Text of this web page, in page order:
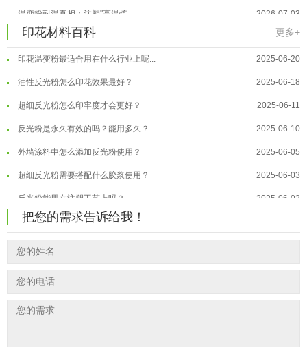
温变粉耐温真相：注塑"高温炼... 2026-07-03
夜间安全卫士：丝印反光粉搭配全攻... 2026-01-20
温变粉可以做防伪标签、温变防伪吗... 2026-08-05
温变粉适合做热变还是冷变？ 2026-08-04
温变粉注塑后表面翻车？粗糙、颗粒... 2026-07-28
温变粉保质期有多久？开封后如何保... 2026-07-20
温变粉大批量保存指南｜做对这几步... 2026-07-17
温变粉"罢工"指南：为... 2026-07-10
温变粉到底怕不怕酸碱和酒精？ 2026-07-09
温变粉"烤"问：长期加...
温变粉耐温真相：注塑"高温炼... 2026-07-03
夜间安全卫士：丝印反光粉搭配全攻... 2026-01-20
印花材料百科 更多+
温变粉丝印到底用多少目网版？这篇... 2026-06-11
反光粉太久不用结块要怎么处理？ 2025-07-11
印花温变粉最适合用在什么行业上呢... 2025-06-20
油性反光粉怎么印花效果最好？ 2025-06-18
超细反光粉怎么印牢度才会更好？ 2025-06-11
反光粉是永久有效的吗？能用多久？ 2025-06-10
外墙涂料中怎么添加反光粉使用？ 2025-06-05
超细反光粉需要搭配什么胶浆使用？ 2025-06-03
反光粉能用在注塑工艺上吗？ 2025-06-02
反光粉可以混合其他颜料一起使用吗...
温变粉丝印到底用多少目网版？这篇... 2026-06-11
反光粉太久不用结块要怎么处理？ 2025-07-11
印花温变粉最适合用在什么行业上呢...
油性反光粉怎么印花效果最好？
把您的需求告诉给我！